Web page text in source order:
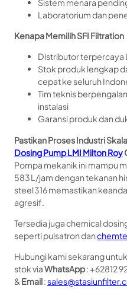
Sistem menara
Laboratorium dan
Kenapa Memilih SFI Filtration
Distributor terpercaya
Stok produk lengkap
cepat ke seluruh
Tim teknis
instalasi
Garansi produk dan
Pastikan Proses Industri
Dosing Pump LMI Milton Roy
Pompa mekanik ini mampu
583 L/jam dengan tekanan
steel 316 memastikan
agresif.
Tersedia juga chemical
seperti pulsatron dan
Hubungi kami sekarang
stok viaWhatsApp: +62812
& Email: